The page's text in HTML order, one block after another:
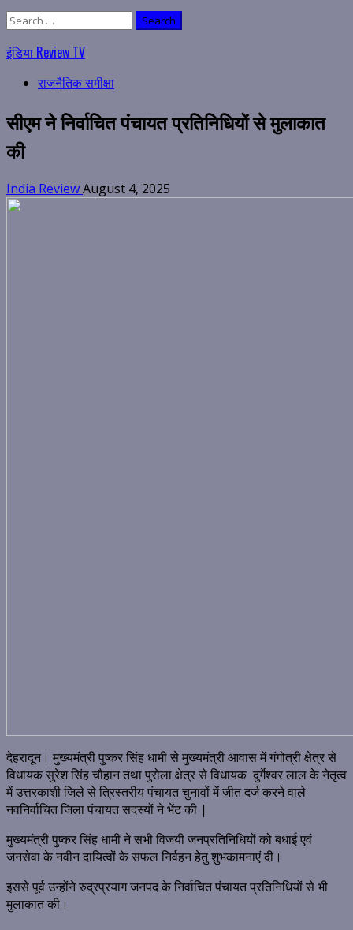
Search
इंडिया Review TV
राजनैतिक समीक्षा
सीएम ने निर्वाचित पंचायत प्रतिनिधियों से मुलाकात
की
India ReviewAugust 4, 2025
देहरादून। मुख्यमंत्री पुष्कर सिंह धामी से मुख्यमंत्री आवास में गंगोत्री क्षेत्र से
विधायक सुरेश सिंह चौहान तथा पुरोला क्षेत्र से विधायक दुर्गेश्वर लाल के नेतृत्व
में उत्तरकाशी जिले से त्रिस्तरीय पंचायत चुनावों में जीत दर्ज करने वाले
नवनिर्वाचित जिला पंचायत सदस्यों ने भेंट की |
मुख्यमंत्री पुष्कर सिंह धामी ने सभी विजयी जनप्रतिनिधियों को बधाई एवं
जनसेवा के नवीन दायित्वों के सफल निर्वहन हेतु शुभकामनाएं दी।
इससे पूर्व उन्होंने रुद्रप्रयाग जनपद के निर्वाचित पंचायत प्रतिनिधियों से भी
मुलाकात की।